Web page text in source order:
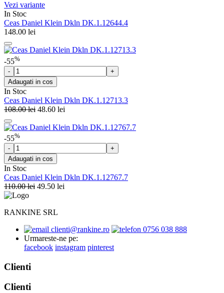
Vezi variante
In Stoc
Ceas Daniel Klein Dkln DK.1.12644.4
148.00 lei
-55%
Adaugati in cos
In Stoc
Ceas Daniel Klein Dkln DK.1.12713.3
108.00 lei 48.60 lei
-55%
Adaugati in cos
In Stoc
Ceas Daniel Klein Dkln DK.1.12767.7
110.00 lei 49.50 lei
RANKINE SRL
clienti@rankine.ro
0756 038 888
Urmareste-ne pe:
facebook instagram pinterest
Clienti
Clienti